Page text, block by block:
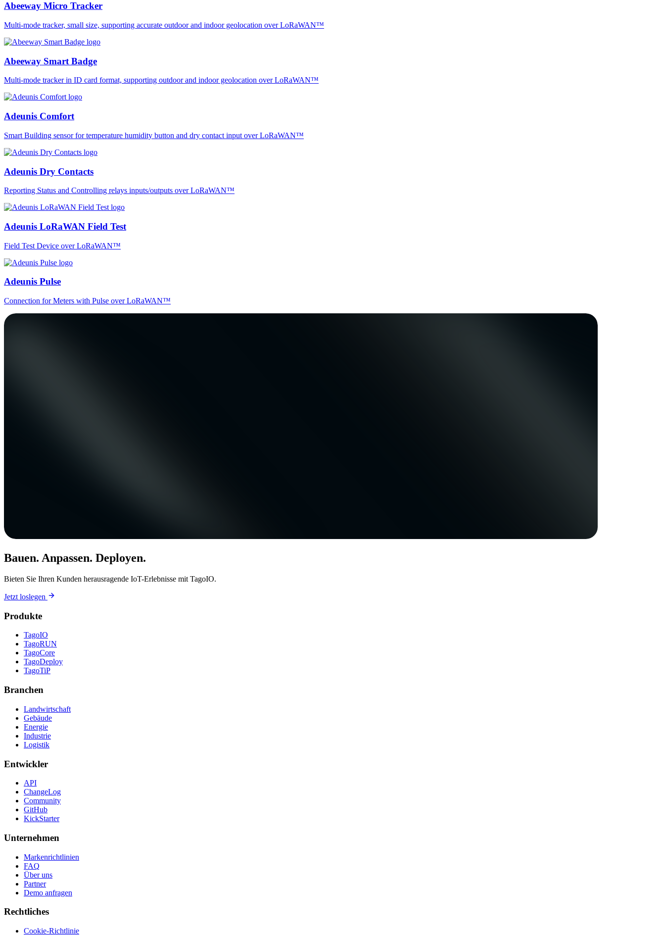
Abeeway Micro Tracker
Multi-mode tracker, small size, supporting accurate outdoor and indoor geolocation over LoRaWAN™
Abeeway Smart Badge
Multi-mode tracker in ID card format, supporting outdoor and indoor geolocation over LoRaWAN™
Adeunis Comfort
Smart Building sensor for temperature humidity button and dry contact input over LoRaWAN™
Adeunis Dry Contacts
Reporting Status and Controlling relays inputs/outputs over LoRaWAN™
Adeunis LoRaWAN Field Test
Field Test Device over LoRaWAN™
Adeunis Pulse
Connection for Meters with Pulse over LoRaWAN™
Bauen. Anpassen. Deployen.
Bieten Sie Ihren Kunden herausragende IoT-Erlebnisse mit TagoIO.
Jetzt loslegen
Produkte
TagoIO
TagoRUN
TagoCore
TagoDeploy
TagoTiP
Branchen
Landwirtschaft
Gebäude
Energie
Industrie
Logistik
Entwickler
API
ChangeLog
Community
GitHub
KickStarter
Unternehmen
Markenrichtlinien
FAQ
Über uns
Partner
Demo anfragen
Rechtliches
Cookie-Richtlinie